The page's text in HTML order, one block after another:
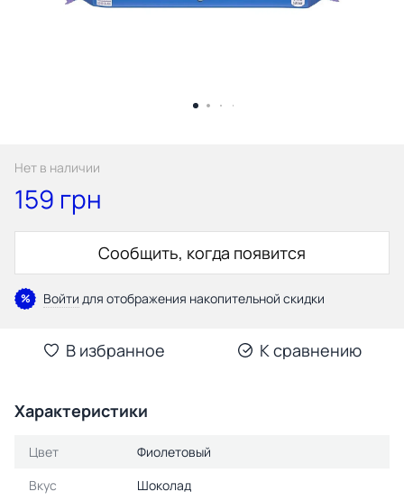
Нет в наличии
159 грн
Сообщить, когда появится
% Войти для отображения накопительной скидки
В избранное К сравнению
Характеристики
Цвет
Фиолетовый
Вкус
Шоколад